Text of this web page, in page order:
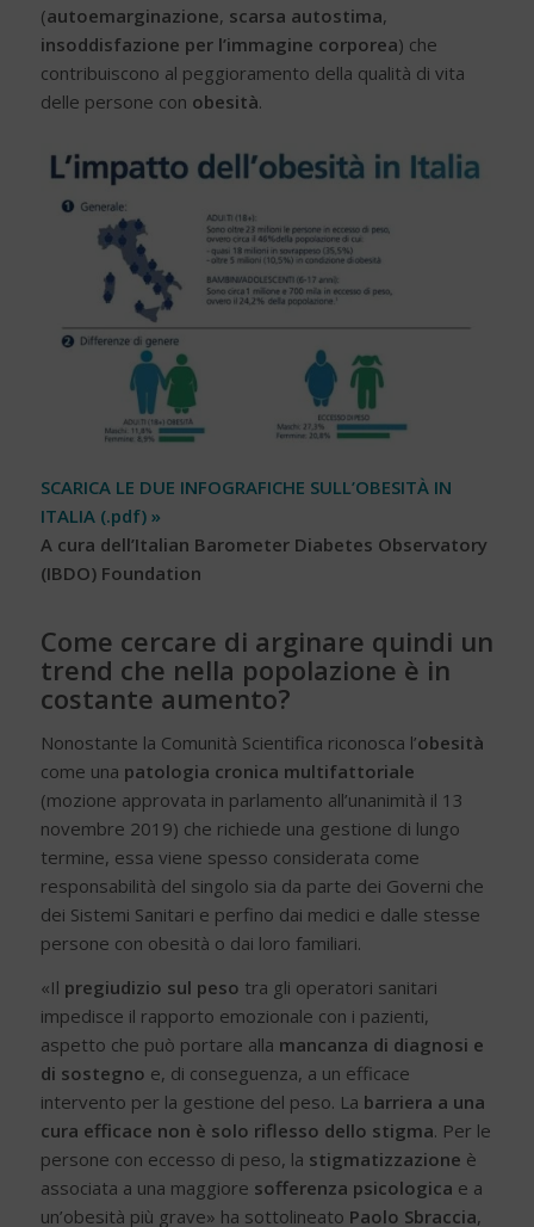
(autoemarginazione, scarsa autostima,
insoddisfazione per l’immagine corporea) che
contribuiscono al peggioramento della qualità di vita
delle persone con obesità.
SCARICA LE DUE INFOGRAFICHE SULL’OBESITÀ IN
ITALIA (.pdf) »
A cura dell’Italian Barometer Diabetes Observatory
(IBDO) Foundation
Come cercare di arginare quindi un
trend che nella popolazione è in
costante aumento?
Nonostante la Comunità Scientifica riconosca l’obesità
come una patologia cronica multifattoriale
(mozione approvata in parlamento all’unanimità il 13
novembre 2019) che richiede una gestione di lungo
termine, essa viene spesso considerata come
responsabilità del singolo sia da parte dei Governi che
dei Sistemi Sanitari e perfino dai medici e dalle stesse
persone con obesità o dai loro familiari.
«Il pregiudizio sul peso tra gli operatori sanitari
impedisce il rapporto emozionale con i pazienti,
aspetto che può portare alla mancanza di diagnosi e
di sostegno e, di conseguenza, a un efficace
intervento per la gestione del peso. La barriera a una
cura efficace non è solo riflesso dello stigma. Per le
persone con eccesso di peso, la stigmatizzazione è
associata a una maggiore sofferenza psicologica e a
un’obesità più grave» ha sottolineato Paolo Sbraccia,